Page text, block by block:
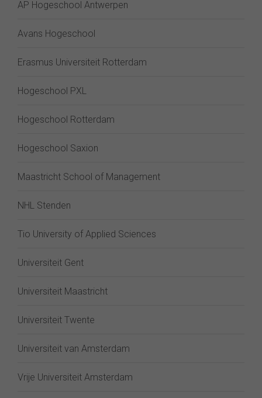
AP Hogeschool Antwerpen
Avans Hogeschool
Erasmus Universiteit Rotterdam
Hogeschool PXL
Hogeschool Rotterdam
Hogeschool Saxion
Maastricht School of Management
NHL Stenden
Tio University of Applied Sciences
Universiteit Gent
Universiteit Maastricht
Universiteit Twente
Universiteit van Amsterdam
Vrije Universiteit Amsterdam